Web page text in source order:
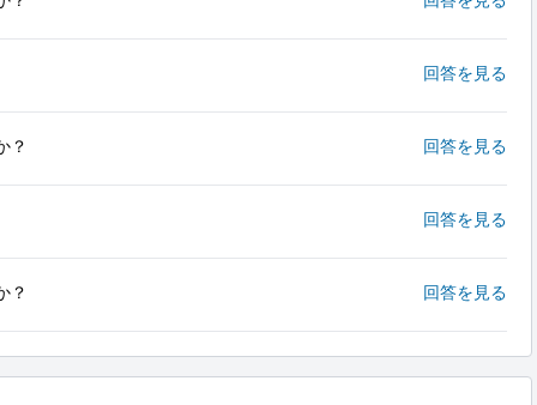
回答を見る
？ 回答を見る
回答を見る
？ 回答を見る